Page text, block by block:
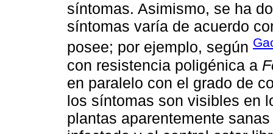
síntomas. Asimismo, se ha
síntomas varía de acuerdo
posee; por ejemplo, según
con resistencia poligénica a
en paralelo con el grado de
los síntomas son visibles en
plantas aparentemente